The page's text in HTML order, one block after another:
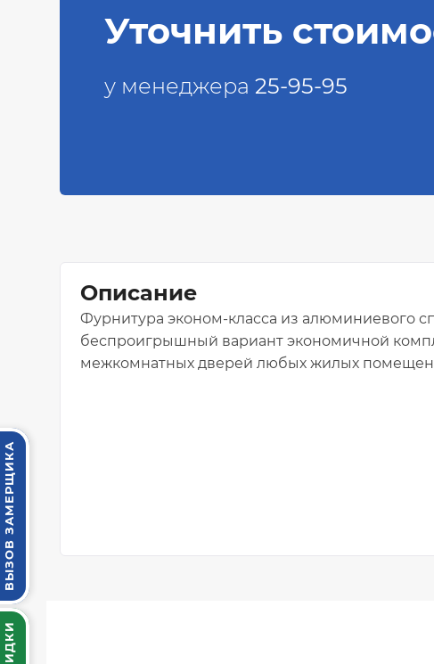
СКИДКИ
ВЫЗОВ ЗАМЕРЩИКА
Уточнить
у менеджера 25-95-95
Описание
Фурнитура эконом-класса из алюминиевого
беспроигрышный вариант экономичной
межкомнатных дверей любых жилых